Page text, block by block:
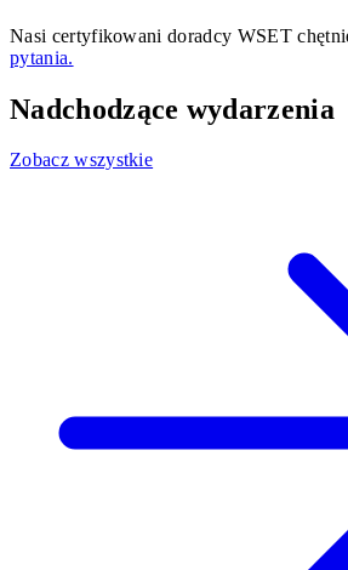
Nasi certyfikowani doradcy WSET
pytania.
Nadchodzące wydarzenia
Zobacz wszystkie